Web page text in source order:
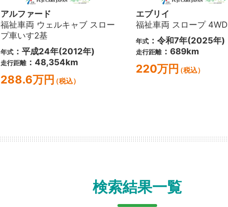
アルファード
福祉車両 ウェルキャブ スロー
プ車いす2基
年式：平成24年(2012年)
走行距離：48,354km
288.6万円（税込）
エブリイ
福祉車両 スロープ 4WD
年式 ：令和7年(2025年)
走行距離：689km
220万円（税込）
検索結果一覧